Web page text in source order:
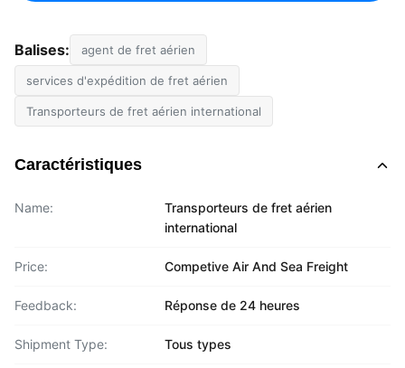
Balises: agent de fret aérien
services d'expédition de fret aérien
Transporteurs de fret aérien international
Caractéristiques
Name:
Transporteurs de fret aérien
international
Price: Competive Air And Sea Freight
Feedback: Réponse de 24 heures
Shipment Type: Tous types